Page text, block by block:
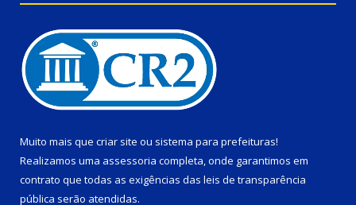
Muito mais que criar site ou sistema para prefeituras!
Realizamos uma assessoria completa, onde garantimos em
contrato que todas as exigências das leis de transparência
pública serão atendidas.